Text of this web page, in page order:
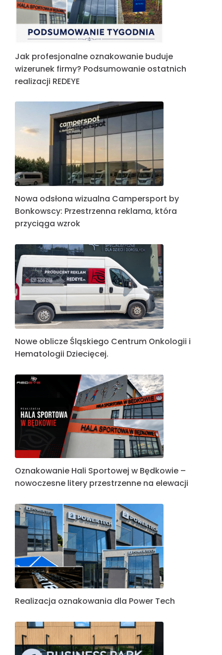
Jak profesjonalne oznakowanie buduje
wizerunek firmy? Podsumowanie ostatnich
realizacji REDEYE
Nowa odsłona wizualna Campersport by
Bonkowscy: Przestrzenna reklama, która
przyciąga wzrok
Nowe oblicze Śląskiego Centrum Onkologii i
Hematologii Dziecięcej.
Oznakowanie Hali Sportowej w Będkowie –
nowoczesne litery przestrzenne na elewacji
Realizacja oznakowania dla Power Tech